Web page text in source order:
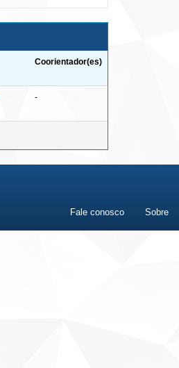
Coorientador(es)
-
Fale conosco Sobre